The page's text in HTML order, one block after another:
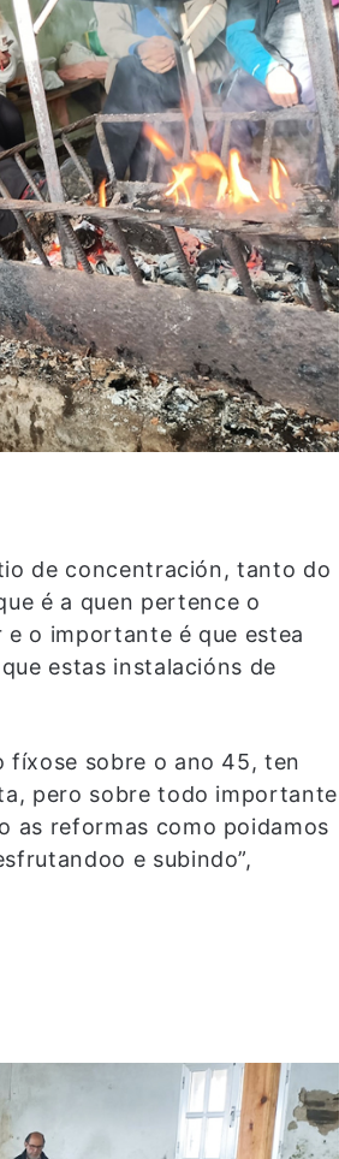
de concentración, tanto do
é a quen pertence o
o importante é que estea
estas instalacións de
fíxose sobre o ano 45, ten
pero sobre todo importante
as reformas como poidamos
e subindo”,